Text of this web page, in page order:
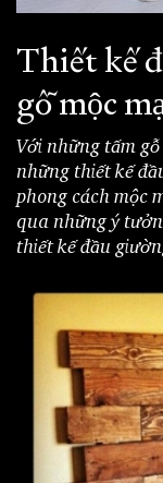
Thiết kế
gỗ mộc
Với những tấm
những thiết kế
phong cách mộc
qua những ý
thiết kế đầu